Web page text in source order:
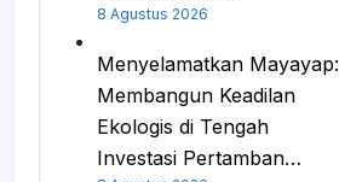
8 Agustus 2026
Menyelamatkan Mayayap:
Membangun Keadilan
Ekologis di Tengah
Investasi Pertamban…